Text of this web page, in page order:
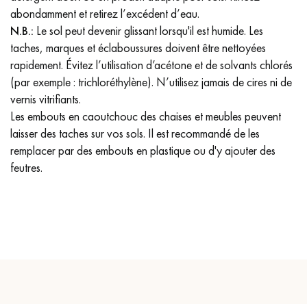
abondamment et retirez l’excédent d’eau.
N.B.: Le sol peut devenir glissant lorsqu'il est humide. Les
taches, marques et éclaboussures doivent être nettoyées
rapidement. Évitez l’utilisation d’acétone et de solvants chlorés
(par exemple : trichloréthylène). N’utilisez jamais de cires ni de
vernis vitrifiants.
Les embouts en caoutchouc des chaises et meubles peuvent
laisser des taches sur vos sols. Il est recommandé de les
remplacer par des embouts en plastique ou d'y ajouter des
feutres.